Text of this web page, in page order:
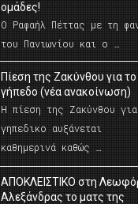
ομάδες!
Ο Ραφαήλ Πέττας με τη
του Πανιωνίου και ο …
Πίεση της Ζακύνθου για το
γήπεδο (νέα ανακοίνωση)
Η πίεση της Ζακύνθου
γηπεδικο αυξάνεται
καθημερινά καθώς …
AΠΟΚΛΕΙΣΤΙΚΟ στη
Αλεξάνδρας το ματς της